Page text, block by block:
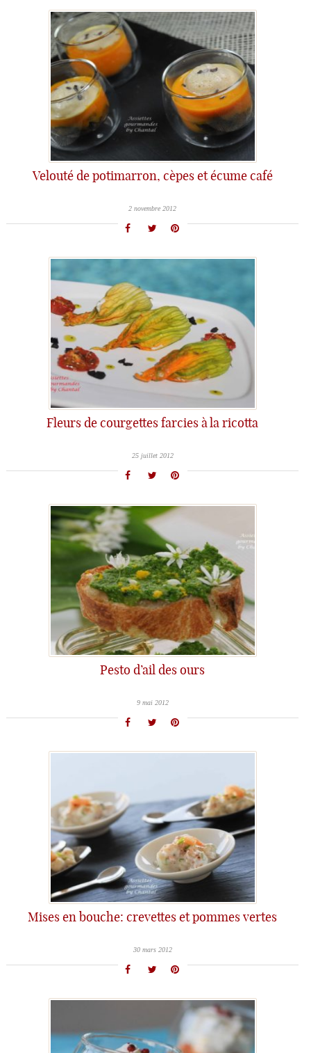
Velouté de potimarron, cèpes et écume café
2 novembre 2012
Fleurs de courgettes farcies à la ricotta
25 juillet 2012
Pesto d’ail des ours
9 mai 2012
Mises en bouche: crevettes et pommes vertes
30 mars 2012